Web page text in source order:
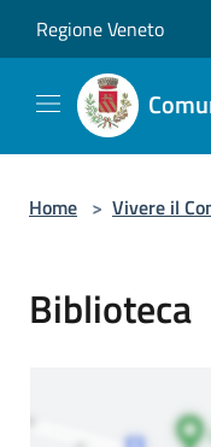
Regione Veneto
Home > Vivere il
Biblioteca